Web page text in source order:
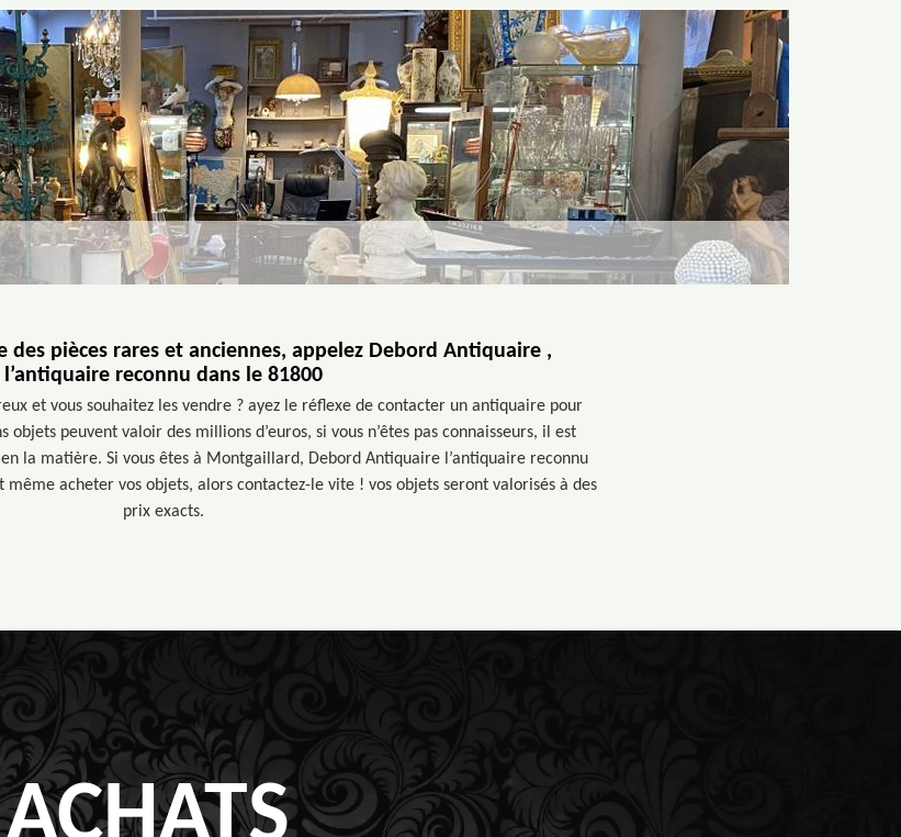
des pièces rares et anciennes, appelez Debord Antiquaire ,
l’antiquaire reconnu dans le 81800
et vous souhaitez les vendre ? ayez le réflexe de contacter un antiquaire pour
peuvent valoir des millions d’euros, si vous n’êtes pas connaisseurs, il est
la matière. Si vous êtes à Montgaillard, Debord Antiquaire l’antiquaire reconnu
acheter vos objets, alors contactez-le vite ! vos objets seront valorisés à des
prix exacts.
ACHATS